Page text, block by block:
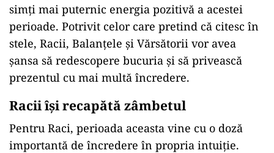
simți mai puternic energia pozitivă a acestei
perioade. Potrivit celor care pretind că citesc în
stele, Racii, Balanțele și Vărsătorii vor avea
șansa să redescopere bucuria și să privească
prezentul cu mai multă încredere.
Racii își recapătă zâmbetul
Pentru Raci, perioada aceasta vine cu o doză
importantă de încredere în propria intuiție.